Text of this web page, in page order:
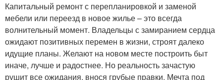
Капитальный ремонт с перепланировкой и заменой
мебели или переезд в новое жилье – это всегда
волнительный момент. Владельцы с замиранием сердца
ожидают позитивных перемен в жизни, строят далеко
идущие планы. Желают на новом месте построить быт
иначе, лучше и радостнее. Но реальность зачастую
рушит все ожидания, внося грубые правки. Мечта под